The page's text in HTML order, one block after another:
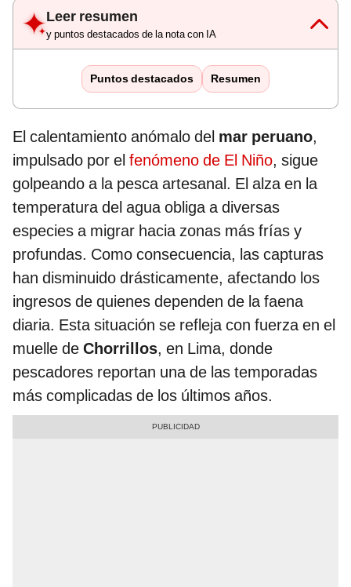
Leer resumen
y puntos destacados de la nota con IA
Puntos destacados Resumen
El calentamiento anómalo del mar peruano,
impulsado por el fenómeno de El Niño, sigue
golpeando a la pesca artesanal. El alza en la
temperatura del agua obliga a diversas
especies a migrar hacia zonas más frías y
profundas. Como consecuencia, las capturas
han disminuido drásticamente, afectando los
ingresos de quienes dependen de la faena
diaria. Esta situación se refleja con fuerza en el
muelle de Chorrillos, en Lima, donde
pescadores reportan una de las temporadas
más complicadas de los últimos años.